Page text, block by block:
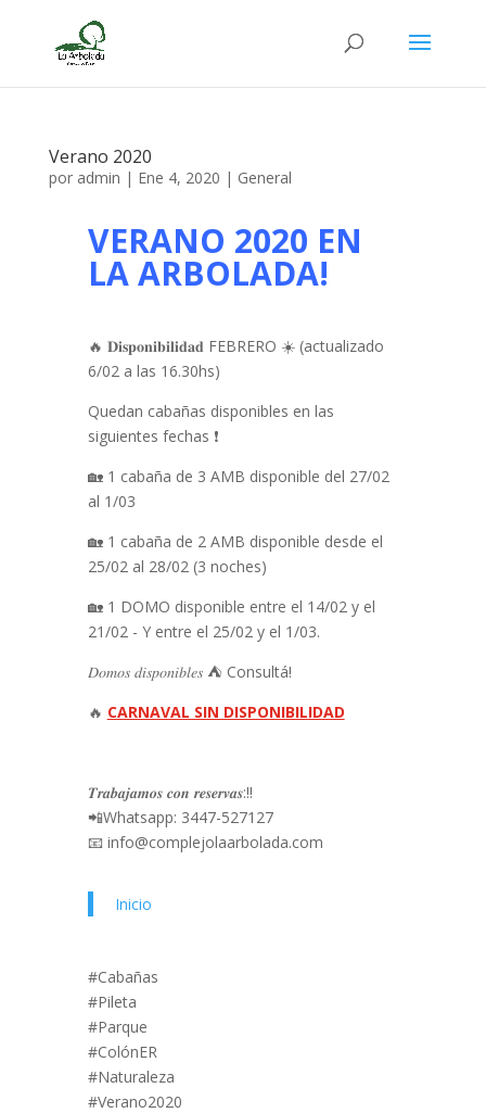
Verano 2020
por admin | Ene 4, 2020 | General
VERANO 2020 EN
LA ARBOLADA!
🔥 𝐃𝐢𝐬𝐩𝐨𝐧𝐢𝐛𝐢𝐥𝐢𝐝𝐚𝐝 FEBRERO ☀️ (actualizado
6/02 a las 16.30hs)
Quedan cabañas disponibles en las
siguientes fechas ❗️
🏡 1 cabaña de 3 AMB disponible del 27/02
al 1/03
🏡 1 cabaña de 2 AMB disponible desde el
25/02 al 28/02 (3 noches)
🏡 1 DOMO disponible entre el 14/02 y el
21/02 - Y entre el 25/02 y el 1/03.
𝐷𝑜𝑚𝑜𝑠 𝑑𝑖𝑠𝑝𝑜𝑛𝑖𝑏𝑙𝑒𝑠 ⛺️ Consultá!
🔥 CARNAVAL SIN DISPONIBILIDAD
𝑻𝒓𝒂𝒃𝒂𝒋𝒂𝒎𝒐𝒔 𝒄𝒐𝒏 𝒓𝒆𝒔𝒆𝒓𝒗𝒂𝒔:‼️
📲Whatsapp: 3447-527127
📧 info@complejolaarbolada.com
Inicio
#Cabañas
#Pileta
#Parque
#ColónER
#Naturaleza
#Verano2020